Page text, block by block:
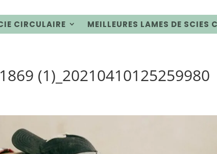
CIRCULAIRE MEILLEURES LAMES DE SCIES
(1)_20210410125259980